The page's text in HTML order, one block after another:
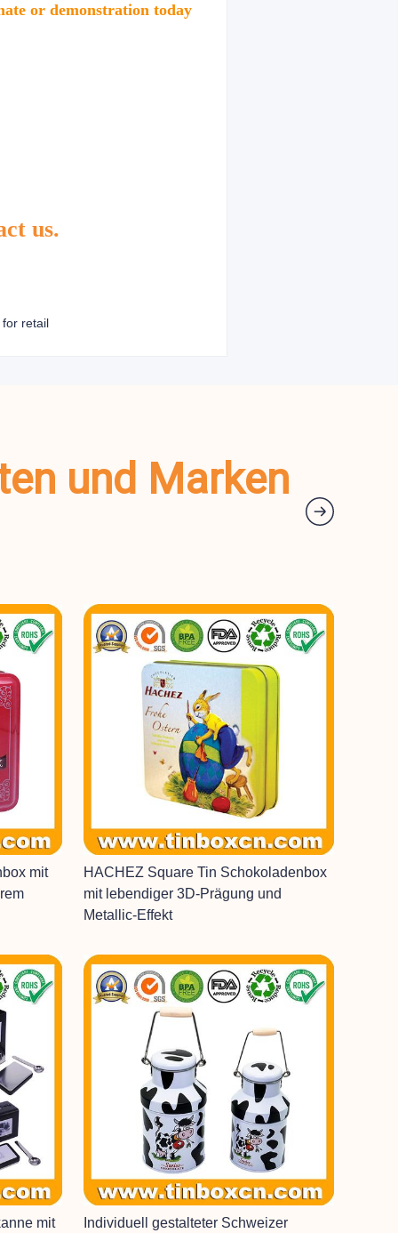
or demonstration today
us.
und Marken
mit
HACHEZ Square Tin Schokoladenbox
mit lebendiger 3D-Prägung und
Metallic-Effekt
mit
Individuell gestalteter Schweizer